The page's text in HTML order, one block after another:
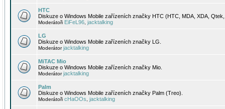
HTC
Diskuze o Windows Mobile zařízeních značky HTC (HTC, MDA, XDA,
Moderátoři EiFeL96 jacktalking
LG
Diskuze o Windows Mobile zařízeních značky LG.
Moderátorjacktalking
MiTAC Mio
Diskuze o Windows Mobile zařízeních značky Mio.
Moderátorjacktalking
Palm
Diskuze o Windows Mobile zařízeních značky Palm (Treo).
Moderátoři cHaOOs jacktalking